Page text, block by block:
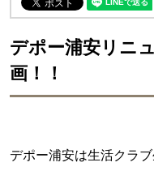
デポー浦安リニ
画！！
デポー浦安は生活クラブ